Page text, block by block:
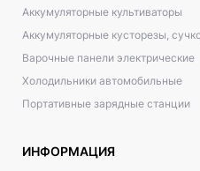
Аккумуляторные культиваторы
Аккумуляторные кусторезы,
Варочные панели электрические
Холодильники автомобильные
Портативные зарядные станции
ИНФОРМАЦИЯ